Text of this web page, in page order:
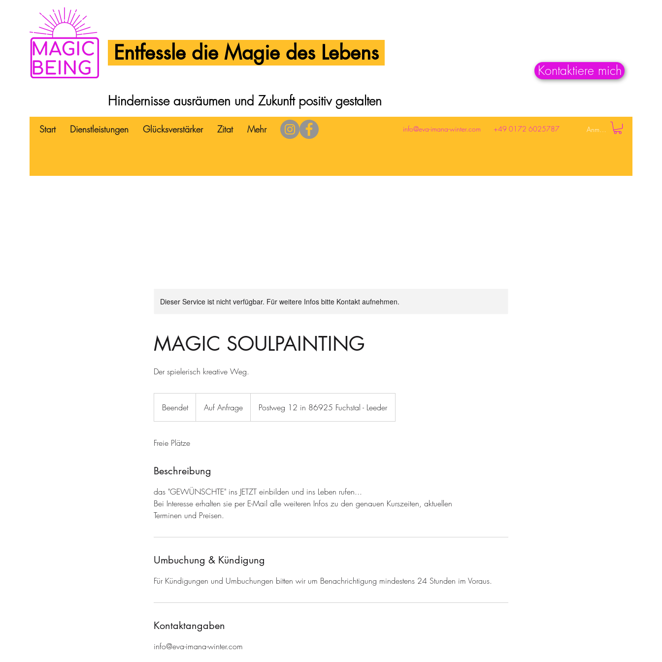
Entfessle die Magie des Lebens
Hindernisse ausräumen und Zukunft positiv gestalten
Kontaktiere mich
Start Dienstleistungen Glücksverstärker Zitat Mehr info@eva-imana-winter.com +49 0172 6025787 Anmelden
Dieser Service ist nicht verfügbar. Für weitere Infos bitte Kontakt aufnehmen.
MAGIC SOULPAINTING
Der spielerisch kreative Weg.
BeendetB
e
n
e
Auf Anfrage Postweg 12 in 86925 Fuchstal - Leeder
Freie Plätze
Beschreibung
das "GEWÜNSCHTE" ins JETZT einbilden und ins Leben rufen...
Bei Interesse erhalten sie per E-Mail alle weiteren Infos zu den genauen Kurszeiten, aktuellen
Terminen und Preisen.
Umbuchung & Kündigung
Für Kündigungen und Umbuchungen bitten wir um Benachrichtigung mindestens 24 Stunden im Voraus.
Kontaktangaben
info@eva-imana-winter.com